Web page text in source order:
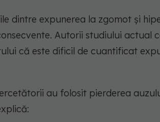
dintre expunerea la zgomot și
Autorii studiului actual
că este dificil de cuantificat
au folosit pierderea